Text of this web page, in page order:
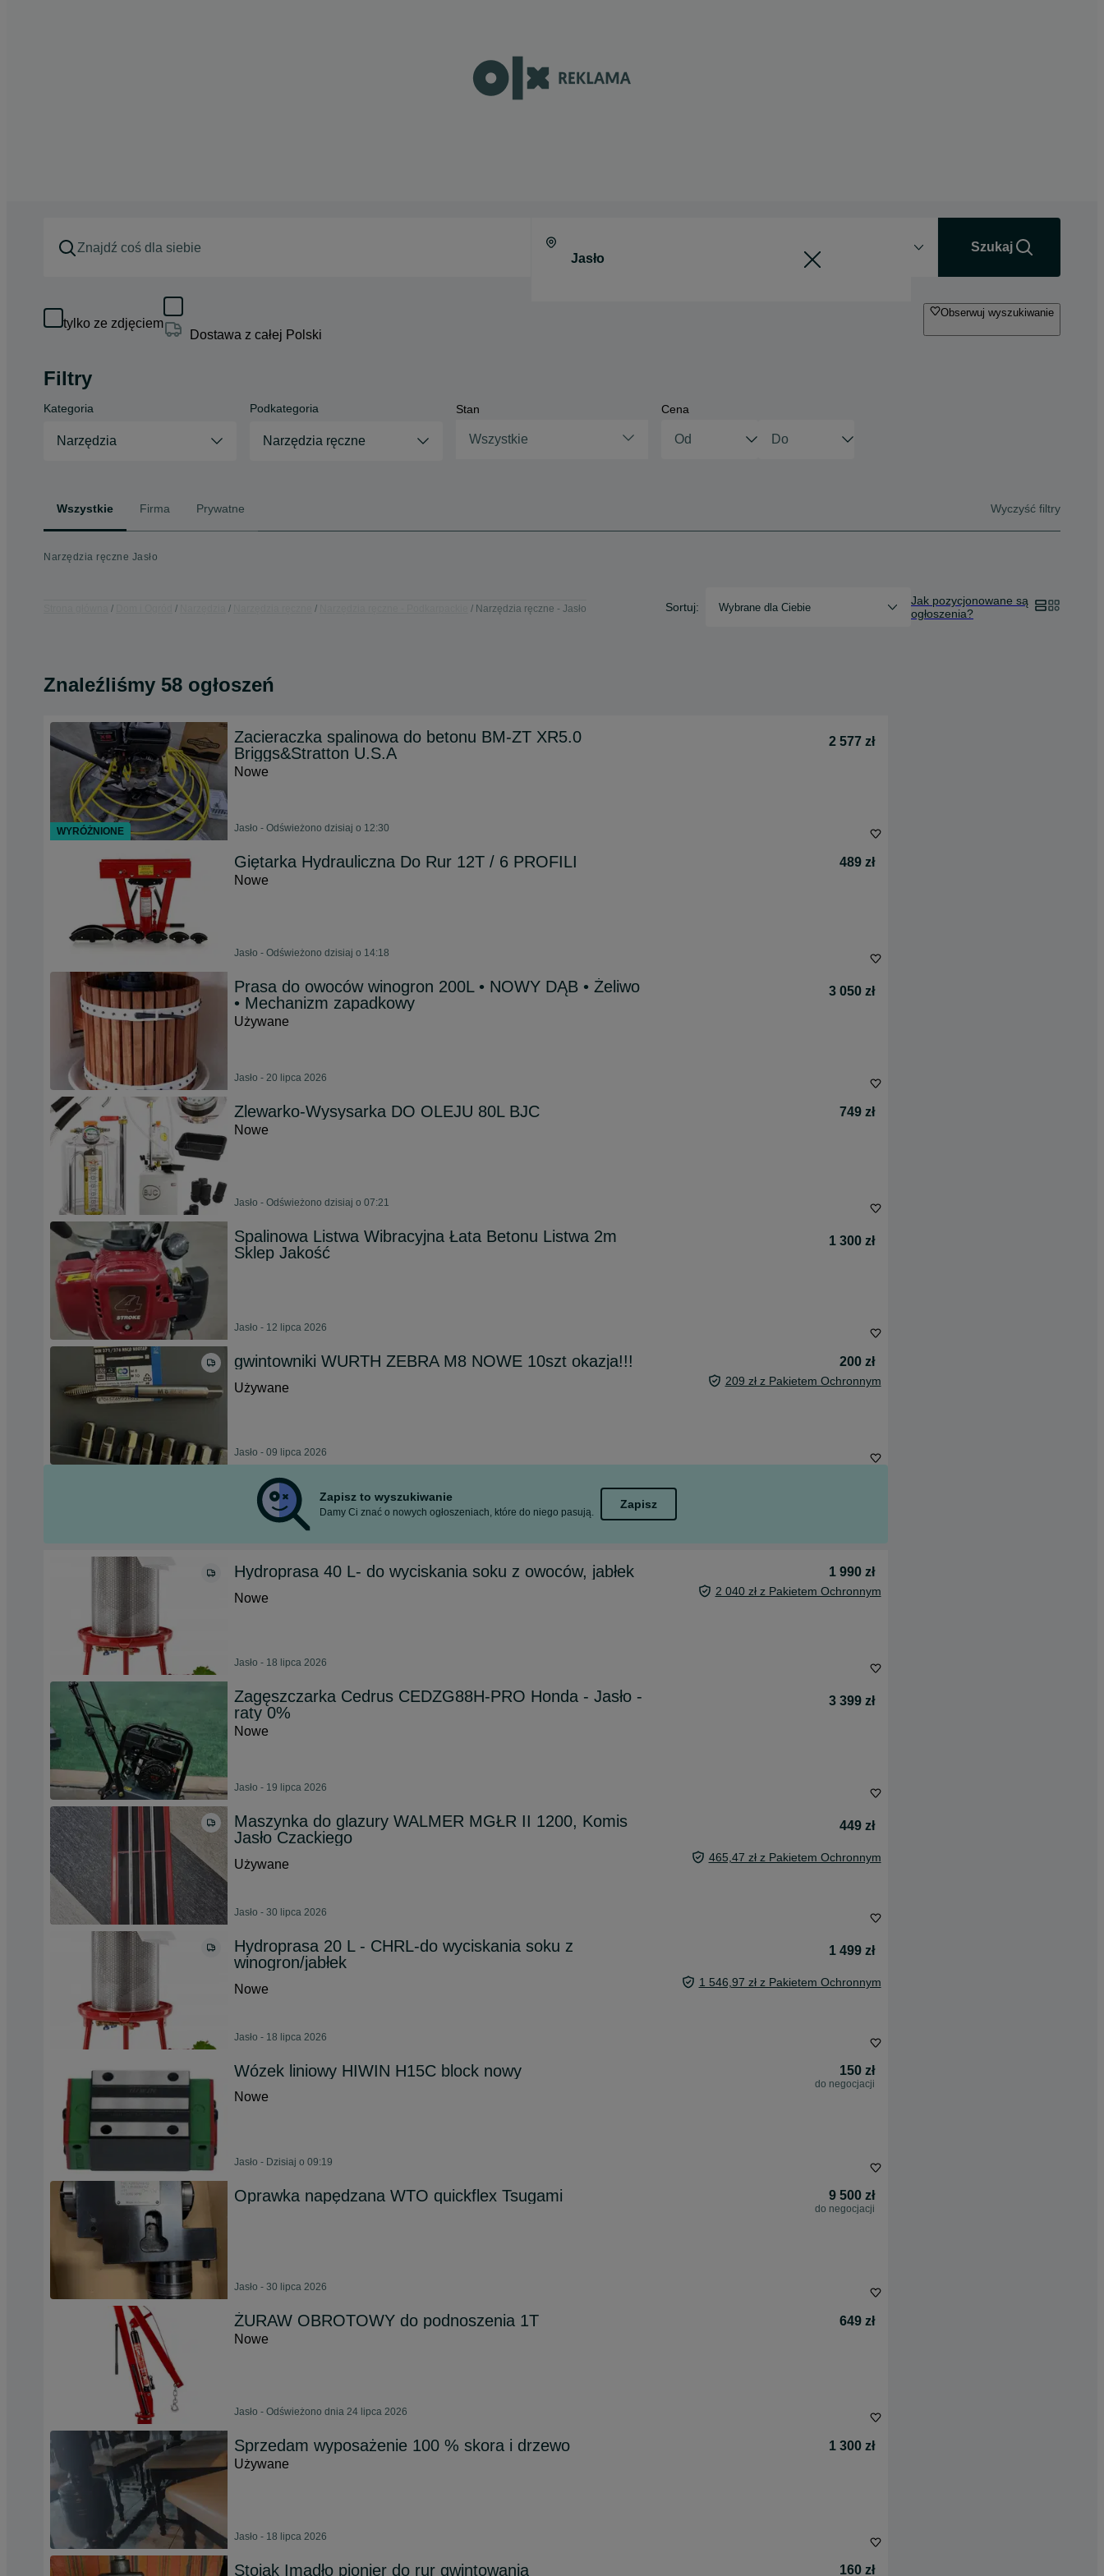
Szukaj
tylko ze zdjęciem
Dostawa z całej Polski
Obserwuj wyszukiwanie
Filtry
Kategoria
Narzędzia
Podkategoria
Narzędzia ręczne
Stan
Wszystkie
Cena
Wszystkie Firma Prywatne Wyczyść filtry
Narzędzia ręczne Jasło
Narzędzia ręczne - Jasło Sortuj: Wybrane dla Ciebie
Jak pozycjonowane są
ogłoszenia?
Znaleźliśmy 58 ogłoszeń
Zacieraczka spalinowa do betonu BM-ZT XR5.0
Briggs&Stratton U.S.A
2 577 zł
Nowe
Jasło - Odświeżono dzisiaj o 12:30
Giętarka Hydrauliczna Do Rur 12T / 6 PROFILI
489 zł
Nowe
Jasło - Odświeżono dzisiaj o 14:18
Prasa do owoców winogron 200L • NOWY DĄB • Żeliwo
• Mechanizm zapadkowy
3 050 zł
Używane
Jasło - 20 lipca 2026
Zlewarko-Wysysarka DO OLEJU 80L BJC
749 zł
Nowe
Jasło - Odświeżono dzisiaj o 07:21
Spalinowa Listwa Wibracyjna Łata Betonu Listwa 2m
Sklep Jakość
1 300 zł
Jasło - 12 lipca 2026
gwintowniki WURTH ZEBRA M8 NOWE 10szt okazja!!!
200 zł
Używane
209 zł z Pakietem Ochronnym
Jasło - 09 lipca 2026
Zapisz to wyszukiwanie
Damy Ci znać o nowych ogłoszeniach, które do niego pasują.
Zapisz
Hydroprasa 40 L- do wyciskania soku z owoców, jabłek
1 990 zł
Nowe
2 040 zł z Pakietem Ochronnym
Jasło - 18 lipca 2026
Zagęszczarka Cedrus CEDZG88H-PRO Honda - Jasło -
raty 0%
3 399 zł
Nowe
Jasło - 19 lipca 2026
Maszynka do glazury WALMER MGŁR II 1200, Komis
Jasło Czackiego
449 zł
Używane 465,47 zł z Pakietem Ochronnym
Jasło - 30 lipca 2026
Hydroprasa 20 L - CHRL-do wyciskania soku z
winogron/jabłek
1 499 zł
Nowe 1 546,97 zł z Pakietem Ochronnym
Jasło - 18 lipca 2026
Wózek liniowy HIWIN H15C block nowy 150 zł
do negocjacji
Nowe
Jasło - Dzisiaj o 09:19
Oprawka napędzana WTO quickflex Tsugami 9 500 zł
do negocjacji
Jasło - 30 lipca 2026
ŻURAW OBROTOWY do podnoszenia 1T
649 zł
Nowe
Jasło - Odświeżono dnia 24 lipca 2026
Sprzedam wyposażenie 100 % skora i drzewo
1 300 zł
Używane
Jasło - 18 lipca 2026
Stojak Imadło pionier do rur gwintowania 160 zł
WYRÓŻNIONE